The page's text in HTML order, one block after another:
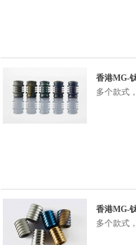
香港MG-
多个款式
香港MG-
多个款式